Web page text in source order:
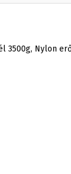
3500g, Nylon